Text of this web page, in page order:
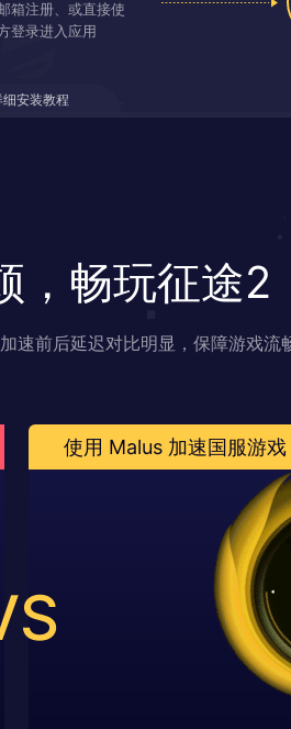
箱注册、或直接使
登录进入应用
安装教程
，畅玩征途2
速前后延迟对比明显，保障游戏流
使用 Malus 加速国服游戏